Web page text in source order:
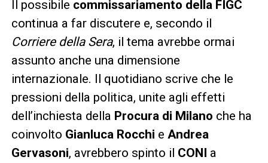
Il possibile commissariamento della FIGC
continua a far discutere e, secondo il
Corriere della Sera, il tema avrebbe ormai
assunto anche una dimensione
internazionale. Il quotidiano scrive che le
pressioni della politica, unite agli effetti
dell’inchiesta della Procura di Milano che ha
coinvolto Gianluca Rocchi e Andrea
Gervasoni, avrebbero spinto il CONI a